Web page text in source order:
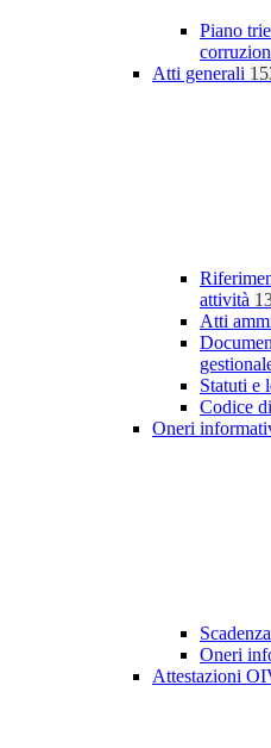
Piano
Atti generali
attività
Atti
Statuti e
Codice
Oneri
Oneri
Attestazioni